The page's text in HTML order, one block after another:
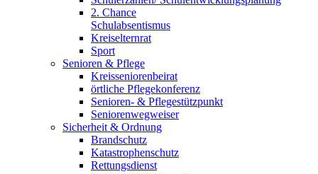
2. Chance
Schulabsentismus
Kreiselternrat
Sport
Senioren & Pflege
Kreisseniorenbeirat
örtliche Pflegekonferenz
Senioren- & Pflegestützpunkt
Seniorenwegweiser
Sicherheit & Ordnung
Brandschutz
Katastrophenschutz
Rettungsdienst